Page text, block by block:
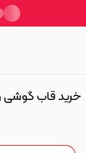
خرید قاب گوشی